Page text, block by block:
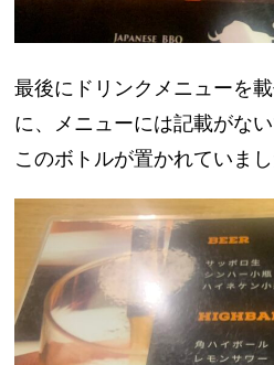
最後にドリンクメニューを
に、メニューには記載がな
このボトルが置かれていまし